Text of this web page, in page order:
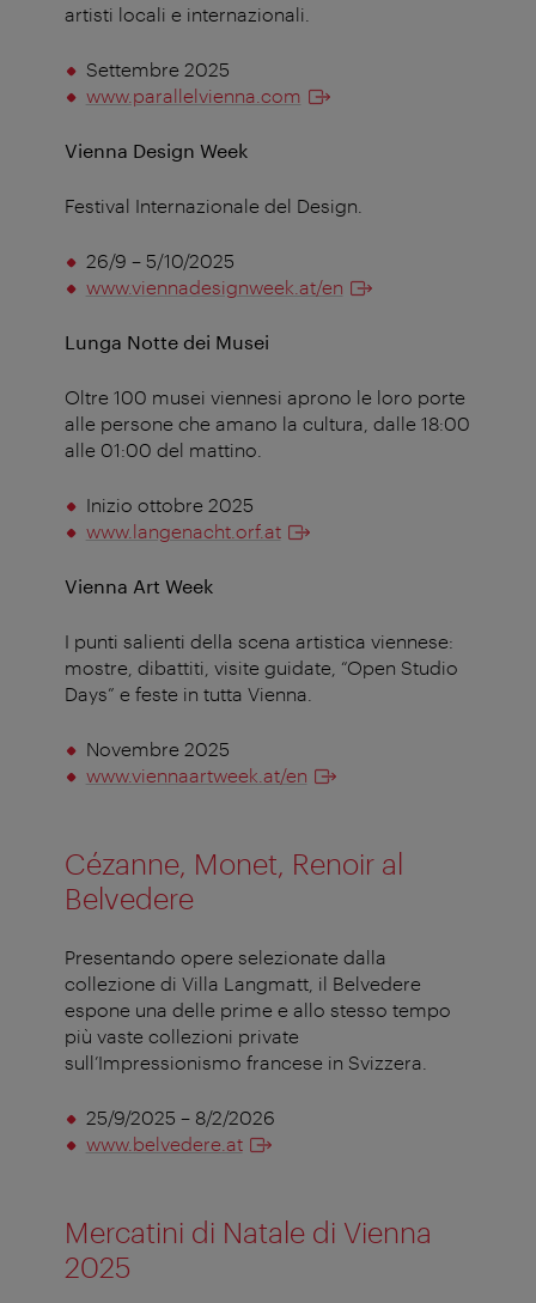
artisti locali e internazionali.
Settembre 2025
www.parallelvienna.com
Vienna Design Week
Festival Internazionale del Design.
26/9 – 5/10/2025
www.viennadesignweek.at/en
Lunga Notte dei Musei
Oltre 100 musei viennesi aprono le loro porte
alle persone che amano la cultura, dalle 18:00
alle 01:00 del mattino.
Inizio ottobre 2025
www.langenacht.orf.at
Vienna Art Week
I punti salienti della scena artistica viennese:
mostre, dibattiti, visite guidate, “Open Studio
Days” e feste in tutta Vienna.
Novembre 2025
www.viennaartweek.at/en
Cézanne, Monet, Renoir al
Belvedere
Presentando opere selezionate dalla
collezione di Villa Langmatt, il Belvedere
espone una delle prime e allo stesso tempo
più vaste collezioni private
sull’Impressionismo francese in Svizzera.
25/9/2025 – 8/2/2026
www.belvedere.at
Mercatini di Natale di Vienna
2025